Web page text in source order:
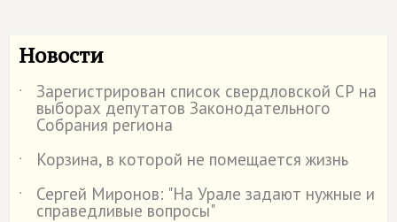
Новости
˙ Зарегистрирован список свердловской СР на
выборах депутатов Законодательного
Собрания региона
˙
Корзина, в которой не помещается жизнь
˙
Сергей Миронов: "На Урале задают нужные и
справедливые вопросы"